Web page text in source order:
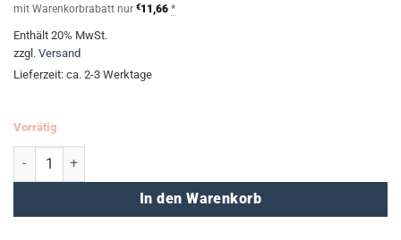
mit Warenkorbrabatt nur €11,66 *
Enthält 20% MwSt.
zzgl. Versand
Lieferzeit: ca. 2-3 Werktage
Vorrätig
Shopper - All I want Menge
In den Warenkorb